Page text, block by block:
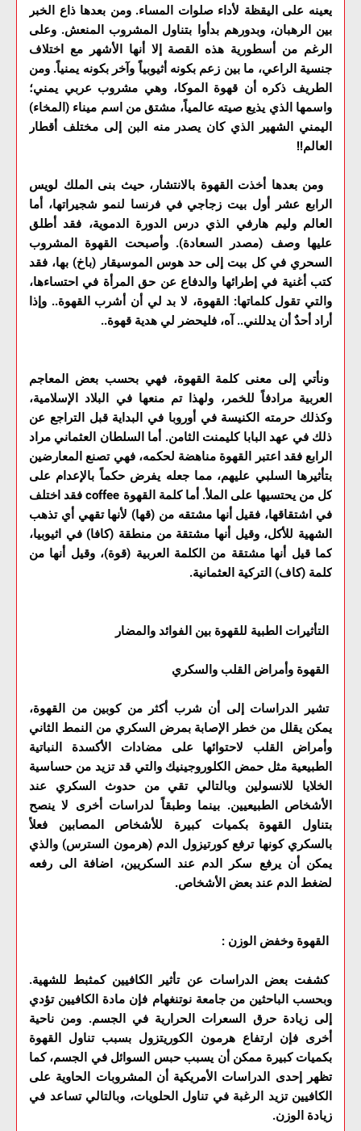
يعينه على اليقظة لأداء صلوات المساء. ومن بعدها ذاع الخبر
بين الرهبان، وبدورهم بدأوا بتناول المشروب المنعش. وعلى
الرغم من أسطورية هذه القصة إلا أنها الأشهر مع اختلاف
جنسية الراعي، ما بين زعم بكونه أثيوبياً وآخر بكونه يمنياً. ومن
الطريف ذكره أن قهوة الموكا، وهي مشروب عربي يمني؛
واسمها الذي يذيع صيته عالمياً، مشتق من اسم ميناء (المخاء)
اليمني الشهير الذي كان يصدر منه البن إلى مختلف أقطار
العالم!!
ومن بعدها أخذت القهوة بالانتشار، حيث بنى الملك لويس
الرابع عشر أول بيت زجاجي في فرنسا لنمو شجيراتها، أما
العالم وليم هارفي الذي درس الدورة الدموية، فقد أطلق
عليها وصف (مصدر السعادة). وأصبحت القهوة المشروب
السحري في كل بيت إلى حد هوس الموسيقار (باخ) بها، فقد
كتب أغنية في إطرائها والدفاع عن حق المرأة في احتساءها،
والتي تقول كلماتها: القهوة، لا بد لي أن أشرب القهوة.. وإذا
أراد أحدٌ أن يدللني.. آه، فليحضر لي هدية قهوة..
ونأتي إلى معنى كلمة القهوة، فهي بحسب بعض المعاجم
العربية مرادفاً للخمر، ولهذا تم منعها في البلاد الإسلامية،
وكذلك حرمته الكنيسة في أوروبا في البداية قبل التراجع عن
ذلك في عهد البابا كليمنت الثامن. أما السلطان العثماني مراد
الرابع فقد اعتبر القهوة مناهضة لحكمه، فهي تصنع المعارضين
بتأثيرها السلبي عليهم، مما جعله يفرض حكماً بالإعدام على
كل من يحتسيها على الملأ. أما كلمة القهوة coffee فقد اختلف
في اشتقاقها، فقيل أنها مشتقه من (قها) لأنها تقهي أي تذهب
الشهية للأكل، وقيل أنها مشتقة من منطقة (كافا) في اثيوبيا،
كما قيل أنها مشتقة من الكلمة العربية (قوة)، وقيل أنها من
كلمة (كاف) التركية العثمانية.
التأثيرات الطبية للقهوة بين الفوائد والمضار
القهوة وأمراض القلب والسكري
تشير الدراسات إلى أن شرب أكثر من كوبين من القهوة،
يمكن يقلل من خطر الإصابة بمرض السكري من النمط الثاني
وأمراض القلب لاحتوائها على مضادات الأكسدة النباتية
الطبيعية مثل حمض الكلوروجينيك والتي قد تزيد من حساسية
الخلايا للانسولين وبالتالي تقي من حدوث السكري عند
الأشخاص الطبيعيين. بينما وطبقاً لدراسات أخرى لا ينصح
بتناول القهوة بكميات كبيرة للأشخاص المصابين فعلاً
بالسكري كونها ترفع كورتيزول الدم (هرمون السترس) والذي
يمكن أن يرفع سكر الدم عند السكريين، اضافة الى رفعه
لضغط الدم عند بعض الأشخاص.
القهوة وخفض الوزن :
كشفت بعض الدراسات عن تأثير الكافيين كمثبط للشهية.
وبحسب الباحثين من جامعة نوتنغهام فإن مادة الكافيين تؤدي
إلى زيادة حرق السعرات الحرارية في الجسم. ومن ناحية
أخرى فإن ارتفاع هرمون الكوريتزول بسبب تناول القهوة
بكميات كبيرة ممكن أن يسبب حبس السوائل في الجسم، كما
تظهر إحدى الدراسات الأمريكية أن المشروبات الحاوية على
الكافيين تزيد الرغبة في تناول الحلويات، وبالتالي تساعد في
زيادة الوزن.